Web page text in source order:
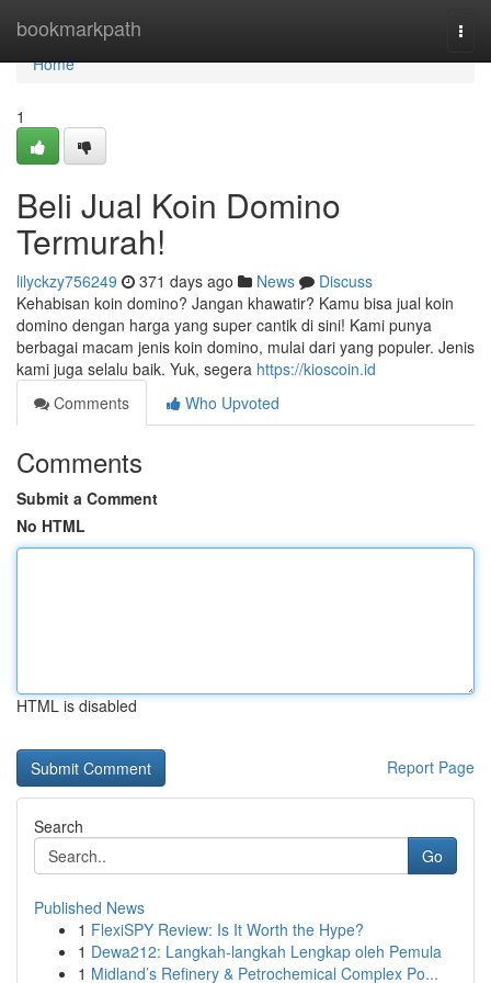
bookmarkpath
Home
Home
1
Beli Jual Koin Domino
Termurah!
lilyckzy756249 371 days ago News
Discuss
Kehabisan koin domino? Jangan khawatir? Kamu bisa jual koin
domino dengan harga yang super cantik di sini! Kami punya
berbagai macam jenis koin domino, mulai dari yang populer. Jenis
kami juga selalu baik. Yuk, segera https://kioscoin.id
Comments
Who Upvoted
Comments
Submit a Comment
No HTML
HTML is disabled
Report Page
Search
Go
Published News
1 FlexiSPY Review: Is It Worth the Hype?
1 Dewa212: Langkah-langkah Lengkap oleh Pemula
1 Midland’s Refinery & Petrochemical Complex Po...